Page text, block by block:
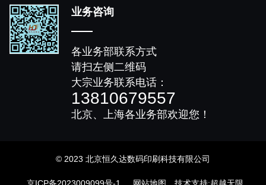
业务咨询
各业务部联系方式
请扫左侧二维码
大宗业务联系电话：
13810679557
北京、上海各业务部欢迎您！
© 2023 北京恒久达数码印刷科技有限公司
京ICP备2023009099号-1 网站地图 技术支持:超越无限